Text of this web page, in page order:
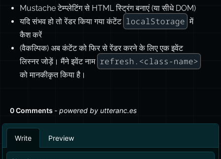
Mustache टेम्प्लेटिंग से HTML स्ट्रिंग बनाएं (या सीधे DOM)
यदि संभव हो तो रेंडर किया गया कंटेंट localStorage में
कैश करें
(वैकल्पिक) अब कंटेंट को फिर से रेंडर करने के लिए एक इवेंट
लिस्नर जोड़ें। मैंने इवेंट नाम refresh.<class-name>
को मानकीकृत किया है।